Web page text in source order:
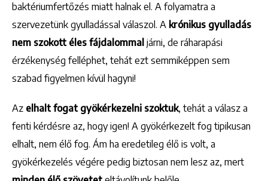
baktériumfertőzés miatt halnak el. A folyamatra a
szervezetünk gyulladással válaszol. A krónikus gyulladás
nem szokott éles fájdalommal járni, de ráharapási
érzékenység felléphet, tehát ezt semmiképpen sem
szabad figyelmen kívül hagyni!
Az elhalt fogat gyökérkezelni szoktuk, tehát a válasz a
fenti kérdésre az, hogy igen! A gyökérkezelt fog tipikusan
elhalt, nem élő fog. Ám ha eredetileg élő is volt, a
gyökérkezelés végére pedig biztosan nem lesz az, mert